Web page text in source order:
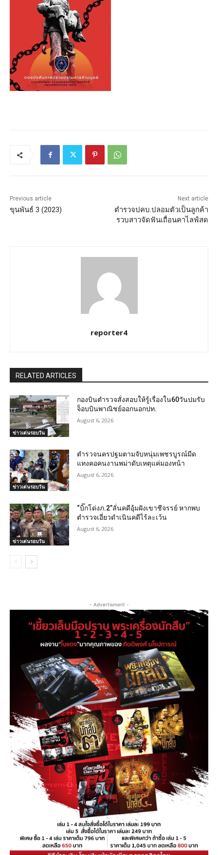
Previous article
ขุนพันธ์ 3 (2023)
Next article
ตำรวจปคบ.ปลอมตัวเป็นลูกค้า
รวบสาวจัดฟันเถื่อนคาไลฟ์สด
reporter4
RELATED ARTICLES
ข่าวเด่นรอบวัน
กองบินตำรวจสั่งสอบให้รู้เรื่องใน60วันปมรับ
จ็อบบินพาณิชย์ออกนอกปท.
August 6, 2026
ข่าวเด่นรอบวัน
ตำรวจนครปฐมตามจับหนุ่มเพชรบูรณ์มีด
แทงคอคนงานพม่าดับเหตุแค่มองหน้า
August 6, 2026
ข่าวเด่นรอบวัน
“บิ๊กโด่งภ.2”ลั่นคดีอุ้มฝังเขาชีจรรย์ หากพบ
ตำรวจเอี่ยวดำเนินคดีไร้ละเว้น
August 6, 2026
- Advertisment -